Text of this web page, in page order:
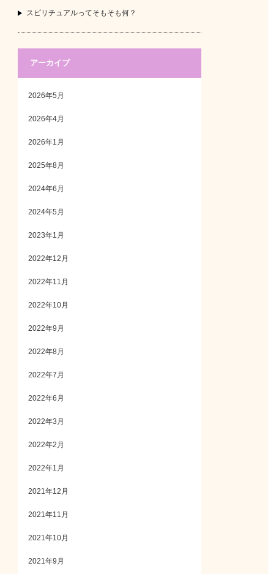
スピリチュアルってそもそも何？
アーカイブ
2026年5月
2026年4月
2026年1月
2025年8月
2024年6月
2024年5月
2023年1月
2022年12月
2022年11月
2022年10月
2022年9月
2022年8月
2022年7月
2022年6月
2022年3月
2022年2月
2022年1月
2021年12月
2021年11月
2021年10月
2021年9月